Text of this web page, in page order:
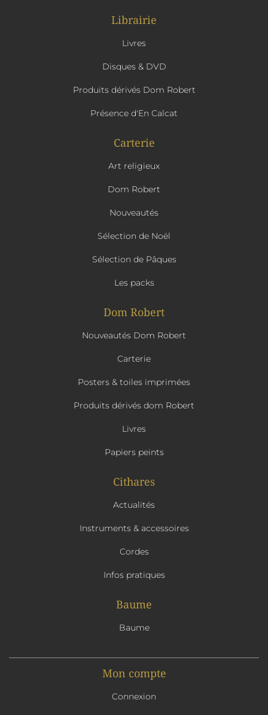
Librairie
Livres
Disques & DVD
Produits dérivés Dom Robert
Présence d'En Calcat
Carterie
Art religieux
Dom Robert
Nouveautés
Sélection de Noël
Sélection de Pâques
Les packs
Dom Robert
Nouveautés Dom Robert
Carterie
Posters & toiles imprimées
Produits dérivés dom Robert
Livres
Papiers peints
Cithares
Actualités
Instruments & accessoires
Cordes
Infos pratiques
Baume
Baume
Mon compte
Connexion